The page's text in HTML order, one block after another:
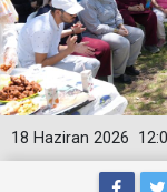
18 Haziran 2026